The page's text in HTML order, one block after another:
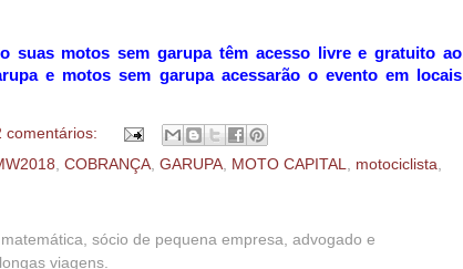
suas motos sem garupa têm acesso livre e gratuito ao
e motos sem garupa acessarão o evento em locais
comentários:
COBRANÇA GARUPA MOTO CAPITAL motociclista
sócio de pequena empresa, advogado e
viagens.